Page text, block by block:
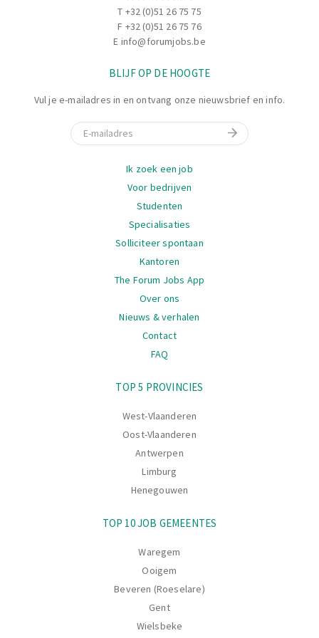
T +32 (0)51 26 75 75
F +32 (0)51 26 75 76
E info@forumjobs.be
BLIJF OP DE HOOGTE
Vul je e-mailadres in en ontvang onze nieuwsbrief en info.
E-mail
Ik zoek een job
Voor bedrijven
Studenten
Specialisaties
Solliciteer spontaan
Kantoren
The Forum Jobs App
Over ons
Nieuws & verhalen
Contact
FAQ
TOP 5 PROVINCIES
West-Vlaanderen
Oost-Vlaanderen
Antwerpen
Limburg
Henegouwen
TOP 10 JOB GEMEENTES
Waregem
Ooigem
Beveren (Roeselare)
Gent
Wielsbeke